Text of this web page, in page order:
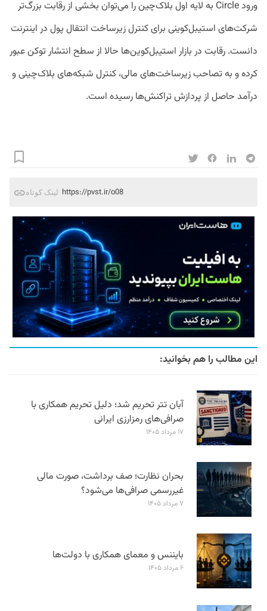
ورود Circle به لایه اول بلاک‌چین را می‌توان بخشی از رقابت بزرگ‌تر
شرکت‌های استیبل‌کوینی برای کنترل زیرساخت انتقال پول در اینترنت
دانست. رقابت در بازار استیبل‌کوین‌ها حالا از سطح انتشار توکن عبور
کرده و به تصاحب زیرساخت‌های مالی، کنترل شبکه‌های بلاک‌چینی و
درآمد حاصل از پردازش تراکنش‌ها رسیده است.
لینک کوتاه https://pvst.ir/o08
این مطالب را هم بخوانید:
آبان تتر تحریم شد؛ دلیل تحریم همکاری با
صرافی‌های رمزارزی ایرانی
۱۷ مرداد ۱۴۰۵
بحران نظارت؛ صف برداشت، صورت مالی
غیررسمی صرافی‌ها می‌شود؟
۷ مرداد ۱۴۰۵
بایننس و معمای همکاری با دولت‌ها
۶ مرداد ۱۴۰۵